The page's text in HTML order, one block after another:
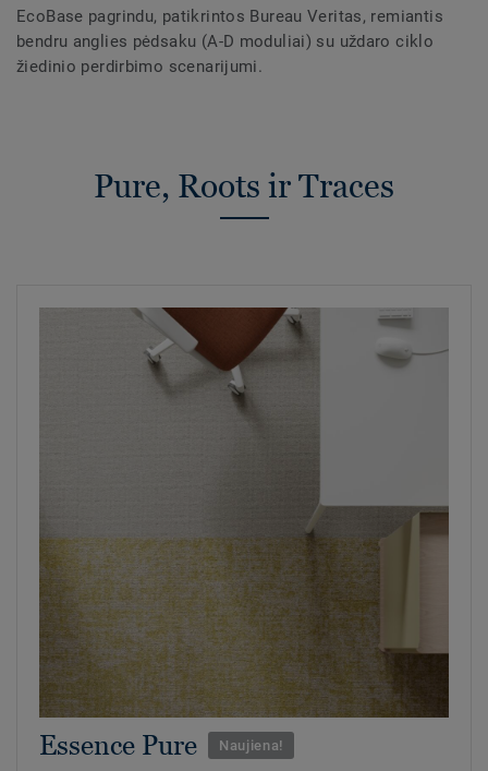
EcoBase pagrindu, patikrintos Bureau Veritas, remiantis
bendru anglies pėdsaku (A-D moduliai) su uždaro ciklo
žiedinio perdirbimo scenarijumi.
Pure, Roots ir Traces
Essence Pure Naujiena!